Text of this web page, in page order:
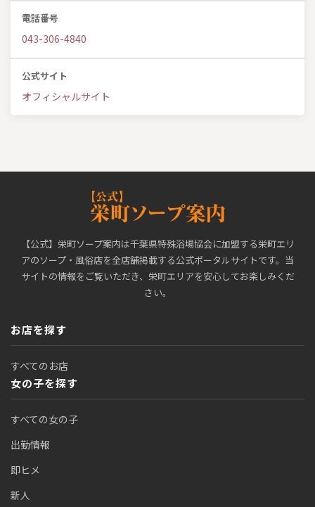
電話番号
043-306-4840
公式サイト
オフィシャルサイト
【公式】栄町ソープ案内は千葉県特殊浴場協会に加盟する栄町エリ
アのソープ・風俗店を全店舗掲載する公式ポータルサイトです。当
サイトの情報をご覧いただき、栄町エリアを安心してお楽しみくだ
さい。
お店を探す
すべてのお店
女の子を探す
すべての女の子
出勤情報
即ヒメ
新人